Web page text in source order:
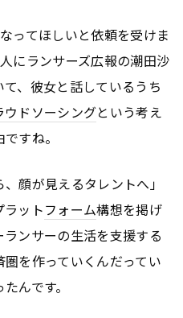
ってほしいと依頼を受けま
にランサーズ広報の潮田沙
、彼女と話しているうち
ウドソーシングという考え
すね。
顔が見えるタレントへ」
ットフォーム構想を掲げ
ンサーの生活を支援する
を作っていくんだってい
んです。